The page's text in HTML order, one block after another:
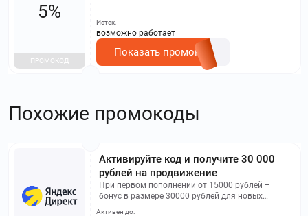
5%
ПРОМОКОД
Истек,
возможно работает
Показать промокод
Похожие промокоды
Активируйте код и получите 30 000
рублей на продвижение
При первом пополнении от 15000 рублей –
бонус в размере 30000 рублей для новых
Активен до: